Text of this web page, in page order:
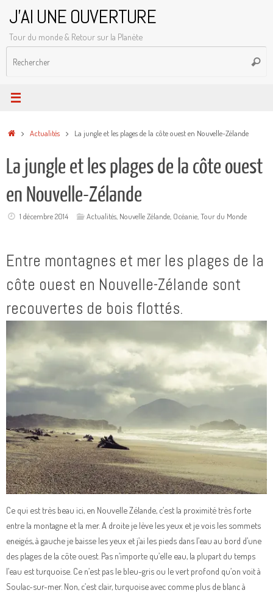
contenu
J'AI UNE OUVERTURE
Tour du monde & Retour sur la Planète
AccueilActualités La jungle et les plages de la côte ouest en Nouvelle-Zélande
La jungle et les plages de la côte ouest
en Nouvelle-Zélande
1 décembre 2014 Actualités Nouvelle Zélande Océanie ,Tour du Monde
Entre montagnes et mer les plages de la
côte ouest en Nouvelle-Zélande sont
recouvertes de bois flottés.
Ce qui est très beau ici, en Nouvelle Zélande, c’est la proximité très forte
entre la montagne et la mer. A droite je lève les yeux et je vois les sommets
eneigés, à gauche je baisse les yeux et j’ai les pieds dans l’eau au bord d’une
des plages de la côte ouest. Pas n’importe qu’elle eau, la plupart du temps
l’eau est turquoise. Ce n’est pas le bleu-gris ou le vert profond qu’on voit à
Soulac-sur-mer. Non, c’est clair, turquoise avec comme plus de blanc à